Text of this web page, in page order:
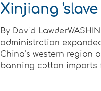
Xinjiang
By David
administration
China’s western region
banning cotton imports